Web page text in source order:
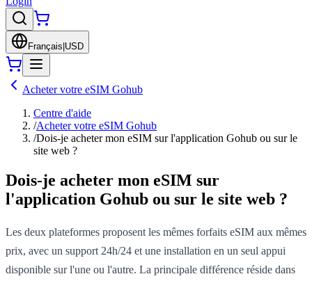
Français USD
Acheter votre eSIM Gohub
Centre d'aide
/Acheter votre eSIM Gohub
/Dois-je acheter mon eSIM sur l'application Gohub ou sur le
site web ?
Dois-je acheter mon eSIM sur
l'application Gohub ou sur le site web ?
Les deux plateformes proposent les mêmes forfaits eSIM aux mêmes
prix, avec un support 24h/24 et une installation en un seul appui
disponible sur l'une ou l'autre. La principale différence réside dans